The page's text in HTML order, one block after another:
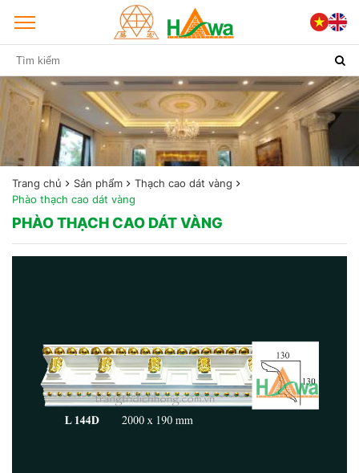
Trang chủ Sản phẩm
Thạch cao dát vàng
Phào thạch cao dát vàng
PHÀO THẠCH CAO DÁT VÀNG